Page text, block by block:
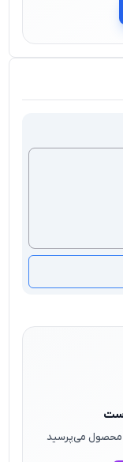
محصول می‌پرسید